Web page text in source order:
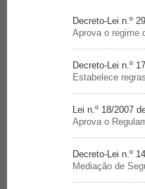
Decreto-Lei n.º
Aprova o regime
Decreto-Lei n.º
Estabelece
Lei n.º 18/2007
Aprova o
Decreto-Lei n.º
Mediação de